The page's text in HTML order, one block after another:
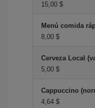
15,00 $
Menú comida
8,00 $
Cerveza Local
5,00 $
Cappuccino
4,64 $